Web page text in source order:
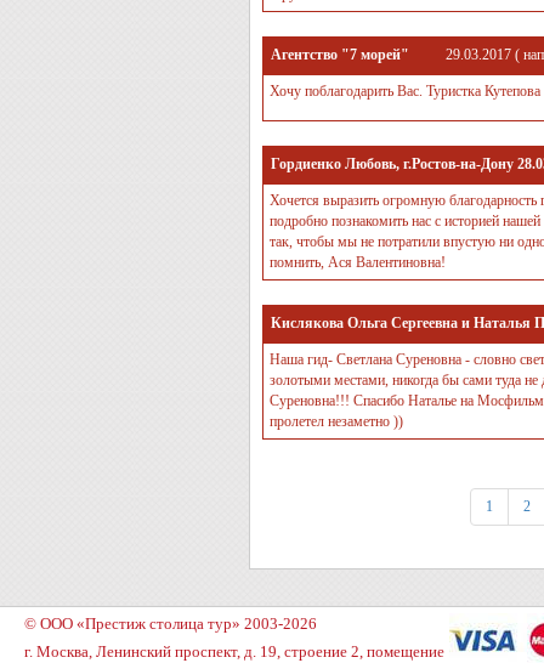
Агентство "7 морей" 29.03.2017 (
Хочу поблагодарить Вас. Туристка
Гордиенко Любовь, г.Ростов-на-Дону
Хочется выразить огромную благодарность
подробно познакомить нас с историей
так, чтобы мы не потратили впустую ни
помнить, Ася Валентиновна!
Кислякова Ольга Сергеевна и Наталья
Наша гид- Светлана Суреновна - словно
золотыми местами, никогда бы сами туда не
Суреновна!!! Спасибо Наталье на
пролетел незаметно ))
1 2
© ООО «Престиж столица тур» 2003-2026
г. Москва, Ленинский проспект, д. 19, строение 2, помещение